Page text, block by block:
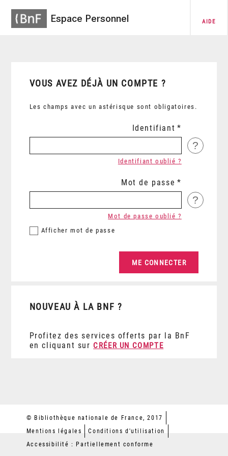
Espace Personnel AIDE
VOUS AVEZ DÉJÀ UN COMPTE ?
Les champs avec un astérisque sont obligatoires.
Identifiant
?
Identifiant oublié ?
Mot de passe
?
Afficher mot de passe
Mot de passe oublié ?
NOUVEAU À LA BNF ?
Profitez des services offerts par la BnF
en cliquant sur CRÉER UN COMPTE
© Bibliothèque nationale de France, 2017
Mentions légales
Conditions d'utilisation
Accessibilité : Partiellement conforme